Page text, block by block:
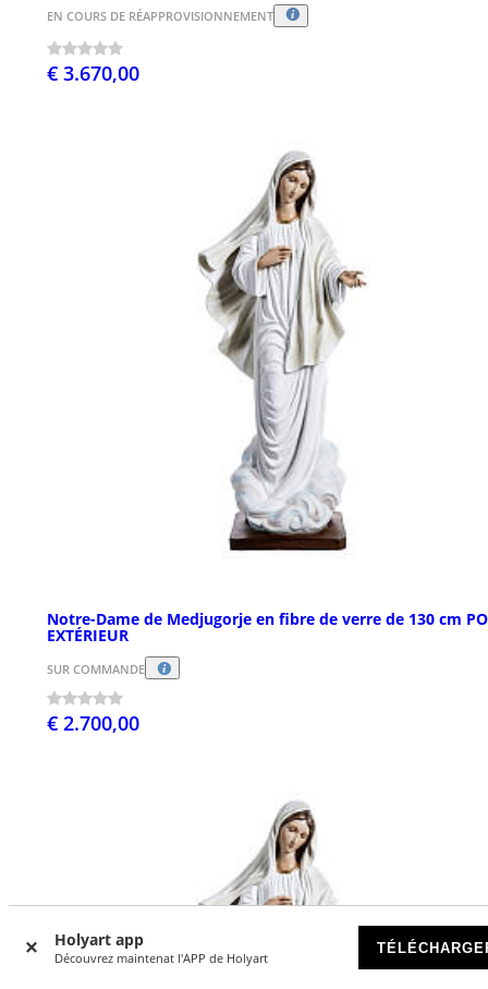
Holyart app
Découvrez maintenat l'APP de Holyart
EN COURS DE RÉAPPROVISIONNEMENT
€ 3.670,00
Notre-Dame de Medjugorje en fibre de verre de 130 cm
EXTÉRIEUR
SUR COMMANDE
€ 2.700,00